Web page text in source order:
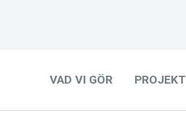
VAD VI GÖR PROJEKT